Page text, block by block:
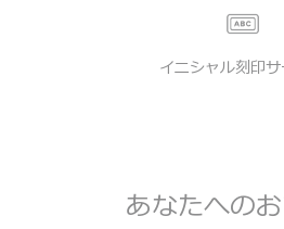
イニシャル刻印
あなたへの